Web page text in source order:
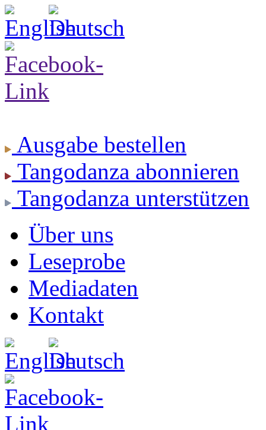
Ausgabe bestellen
Tangodanza abonnieren
Tangodanza unterstützen
Über uns
Leseprobe
Mediadaten
Kontakt